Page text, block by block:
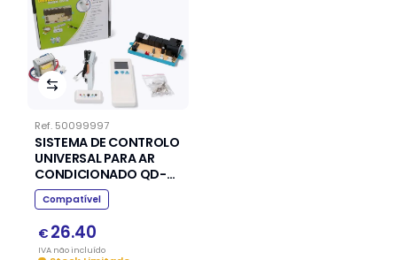
Ref. 50099997
SISTEMA DE CONTROLO
UNIVERSAL PARA AR
CONDICIONADO QD-
U03C+
Compatível
€ 26.40
IVA nãoincluído